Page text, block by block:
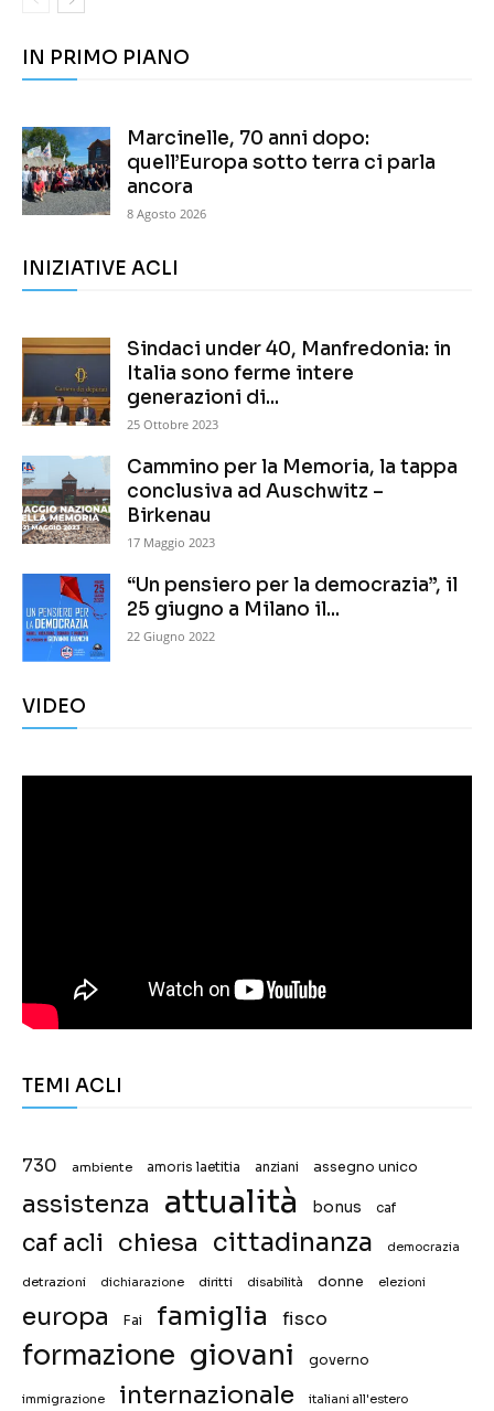
IN PRIMO PIANO
Marcinelle, 70 anni dopo:
quell’Europa sotto terra ci parla
ancora
8 Agosto 2026
INIZIATIVE ACLI
Sindaci under 40, Manfredonia: in
Italia sono ferme intere
generazioni di...
25 Ottobre 2023
Cammino per la Memoria, la tappa
conclusiva ad Auschwitz –
Birkenau
17 Maggio 2023
“Un pensiero per la democrazia”, il
25 giugno a Milano il...
22 Giugno 2022
VIDEO
TEMI ACLI
730 ambiente amoris laetitia anziani assegno unico
assistenza attualità bonus caf
caf acli chiesa cittadinanza democrazia
detrazioni dichiarazione diritti disabilità donne elezioni
europa Fai famiglia fisco
formazione giovani governo
immigrazione internazionale italiani all'estero